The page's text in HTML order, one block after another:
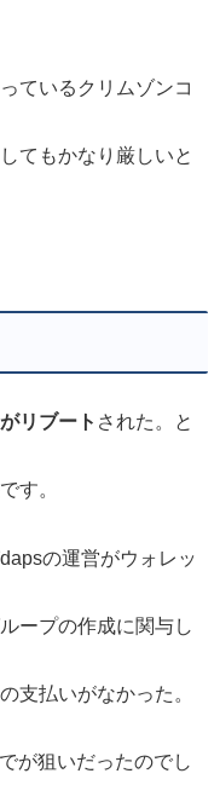
ているクリムゾンコ
てもかなり厳しいと
リブート された。と
す。
の運営がウォレッ
ープの作成に関与し
支払いがなかった。
が狙いだったのでし